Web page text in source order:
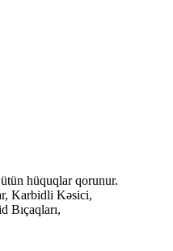
hüquqlar qorunur.
Karbidli Kəsici,
Bıçaqları,